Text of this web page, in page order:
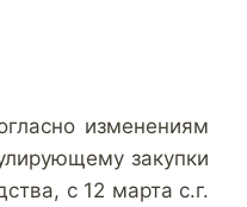
изменениям
закупки
с 12 марта с.г.